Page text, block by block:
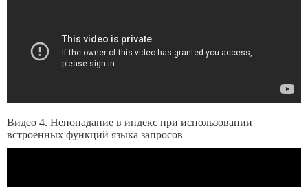
Видео 4. Непопадание в индекс при использовании
встроенных функций языка запросов